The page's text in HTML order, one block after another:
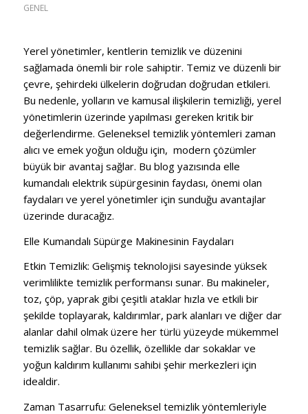
GENEL
Yerel yönetimler, kentlerin temizlik ve düzenini
sağlamada önemli bir role sahiptir. Temiz ve düzenli bir
çevre, şehirdeki ülkelerin doğrudan doğrudan etkileri.
Bu nedenle, yolların ve kamusal ilişkilerin temizliği, yerel
yönetimlerin üzerinde yapılması gereken kritik bir
değerlendirme. Geleneksel temizlik yöntemleri zaman
alıcı ve emek yoğun olduğu için, modern çözümler
büyük bir avantaj sağlar. Bu blog yazısında elle
kumandalı elektrik süpürgesinin faydası, önemi olan
faydaları ve yerel yönetimler için sunduğu avantajlar
üzerinde duracağız.
Elle Kumandalı Süpürge Makinesinin Faydaları
Etkin Temizlik: Gelişmiş teknolojisi sayesinde yüksek
verimlilikte temizlik performansı sunar. Bu makineler,
toz, çöp, yaprak gibi çeşitli ataklar hızla ve etkili bir
şekilde toplayarak, kaldırımlar, park alanları ve diğer dar
alanlar dahil olmak üzere her türlü yüzeyde mükemmel
temizlik sağlar. Bu özellik, özellikle dar sokaklar ve
yoğun kaldırım kullanımı sahibi şehir merkezleri için
idealdir.
Zaman Tasarrufu: Geleneksel temizlik yöntemleriyle